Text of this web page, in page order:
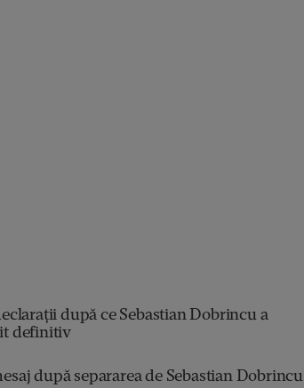
după ce Sebastian Dobrincu a
definitiv
după separarea de Sebastian Dobrincu